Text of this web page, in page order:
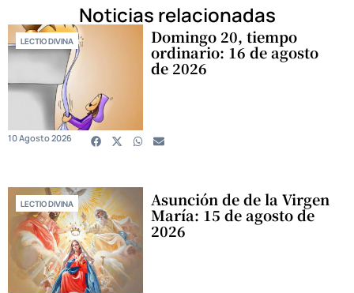
Noticias relacionadas
LECTIO DIVINA Domingo 20, tiempo
ordinario: 16 de agosto
de 2026
10 Agosto 2026
LECTIO DIVINA Asunción de de la Virgen
María: 15 de agosto de
2026